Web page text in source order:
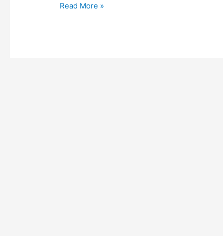
Skopje
Read More »